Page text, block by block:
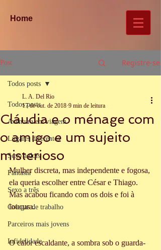
Home
Post Registre-se
Todos posts
Aventura em viagem
Lugares diferentes
Sexo a dois
Fantasia
Sexo a três
Colegas de trabalho
Parceiros mais jovens
Infidelidade
Todos posts
Cláudia e o ménage com
o amigo e um sujeito
misterioso
L. A. Del Rio
17 de out. de 2018 9 min de leitura
Mulher discreta, mas independente e fogosa,
ela queria escolher entre César e Thiago.
Mas acabou ficando com os dois e foi à
loucura.
O calor escaldante, a sombra sob o guarda-